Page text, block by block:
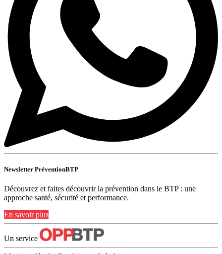
Newsletter PréventionBTP
Découvrez et faites découvrir la prévention dans le BTP : une
approche santé, sécurité et performance.
En savoir plus
Un service